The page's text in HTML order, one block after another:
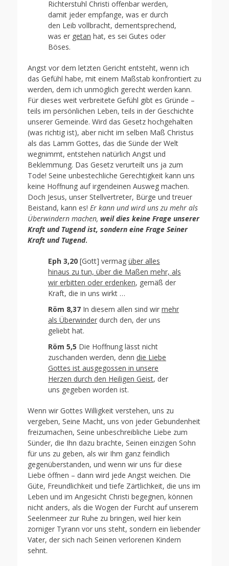
Richterstuhl Christi offenbar werden,
damit jeder empfange, was er durch
den Leib vollbracht, dementsprechend,
was er getan hat, es sei Gutes oder
Böses.
Angst vor dem letzten Gericht entsteht, wenn ich
das Gefühl habe, mit einem Maßstab konfrontiert zu
werden, dem ich unmöglich gerecht werden kann.
Für dieses weit verbreitete Gefühl gibt es Gründe –
teils im persönlichen Leben, teils in der Geschichte
unserer Gemeinde. Wird das Gesetz hochgehalten
(was richtig ist), aber nicht im selben Maß Christus
als das Lamm Gottes, das die Sünde der Welt
wegnimmt, entstehen natürlich Angst und
Beklemmung. Das Gesetz verurteilt uns ja zum
Tode! Seine unbestechliche Gerechtigkeit kann uns
keine Hoffnung auf irgendeinen Ausweg machen.
Doch Jesus, unser Stellvertreter, Bürge und treuer
Beistand, kann es! Er kann und wird uns zu mehr als
Überwindern machen, weil dies keine Frage unserer
Kraft und Tugend ist, sondern eine Frage Seiner
Kraft und Tugend.
Eph 3,20 [Gott] vermag über alles
hinaus zu tun, über die Maßen mehr, als
wir erbitten oder erdenken, gemäß der
Kraft, die in uns wirkt …
Röm 8,37 In diesem allen sind wir mehr
als Überwinder durch den, der uns
geliebt hat.
Röm 5,5 Die Hoffnung lässt nicht
zuschanden werden, denn die Liebe
Gottes ist ausgegossen in unsere
Herzen durch den Heiligen Geist, der
uns gegeben worden ist.
Wenn wir Gottes Willigkeit verstehen, uns zu
vergeben, Seine Macht, uns von jeder Gebundenheit
freizumachen, Seine unbeschreibliche Liebe zum
Sünder, die Ihn dazu brachte, Seinen einzigen Sohn
für uns zu geben, als wir Ihm ganz feindlich
gegenüberstanden, und wenn wir uns für diese
Liebe öffnen – dann wird jede Angst weichen. Die
Güte, Freundlichkeit und tiefe Zärtlichkeit, die uns im
Leben und im Angesicht Christi begegnen, können
nicht anders, als die Wogen der Furcht auf unserem
Seelenmeer zur Ruhe zu bringen, weil hier kein
zorniger Tyrann vor uns steht, sondern ein liebender
Vater, der sich nach Seinen verlorenen Kindern
sehnt.